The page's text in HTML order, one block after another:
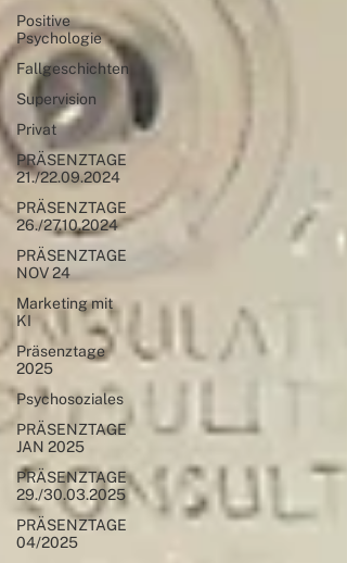
Positive
Psychologie
Fallgeschichten
Supervision
Privat
PRÄSENZTAGE
21./22.09.2024
PRÄSENZTAGE
26./27.10.2024
PRÄSENZTAGE
NOV 24
Marketing mit
KI
Präsenztage
2025
Psychosoziales
PRÄSENZTAGE
JAN 2025
PRÄSENZTAGE
29./30.03.2025
PRÄSENZTAGE
04/2025